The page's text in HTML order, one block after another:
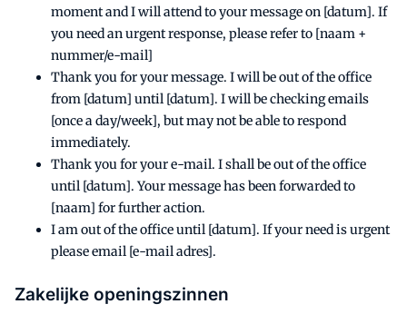
moment and I will attend to your message on [datum]. If
you need an urgent response, please refer to [naam +
nummer/e-mail]
Thank you for your message. I will be out of the office
from [datum] until [datum]. I will be checking emails
[once a day/week], but may not be able to respond
immediately.
Thank you for your e-mail. I shall be out of the office
until [datum]. Your message has been forwarded to
[naam] for further action.
I am out of the office until [datum]. If your need is urgent
please email [e-mail adres].
Zakelijke openingszinnen